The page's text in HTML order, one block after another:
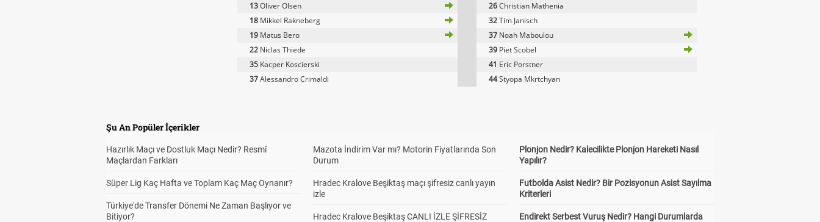
13Oliver Olsen 26Christian Mathenia
18 Mikkel Rakneberg 32Tim Janisch
19 Matus Bero 37 Noah Maboulou
22 Niclas Thiede 39 Piet Scobel
35 Kacper Koscierski 41 Eric Porstner
37Alessandro Crimaldi 44Styopa Mkrtchyan
Şu An Popüler İçerikler
Hazırlık Maçı ve Dostluk Maçı Nedir? Resmî
Maçlardan Farkları
Süper Lig Kaç Hafta ve Toplam Kaç Maç Oynanır?
Türkiye'de Transfer Dönemi Ne Zaman Başlıyor ve
Bitiyor?
Mazota İndirim Var mı? Motorin Fiyatlarında Son
Durum
Hradec Kralove Beşiktaş maçı şifresiz canlı yayın
izle
Hradec Kralove Beşiktaş CANLI İZLE ŞİFRESİZ
Plonjon Nedir? Kalecilikte Plonjon Hareketi Nasıl
Yapılır?
Futbolda Asist Nedir? Bir Pozisyonun Asist Sayılma
Kriterleri
Endirekt Serbest Vuruş Nedir? Hangi Durumlarda